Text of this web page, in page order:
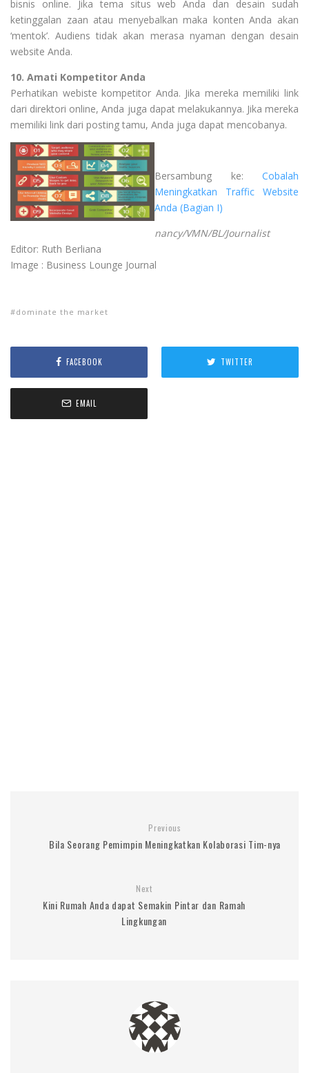
bisnis online. Jika tema situs web Anda dan desain sudah
ketinggalan zaan atau menyebalkan maka konten Anda akan
‘mentok’. Audiens tidak akan merasa nyaman dengan desain
website Anda.
10. Amati Kompetitor Anda
Perhatikan webiste kompetitor Anda. Jika mereka memiliki link
dari direktori online, Anda juga dapat melakukannya. Jika mereka
memiliki link dari posting tamu, Anda juga dapat mencobanya.
Bersambung ke: Cobalah
Meningkatkan Traffic Website
Anda (Bagian I)
nancy/VMN/BL/Journalist
Editor: Ruth Berliana
Image : Business Lounge Journal
dominate the market
FACEBOOK TWITTER
EMAIL
Previous
Bila Seorang Pemimpin Meningkatkan Kolaborasi Tim-nya
Next
Kini Rumah Anda dapat Semakin Pintar dan Ramah
Lingkungan